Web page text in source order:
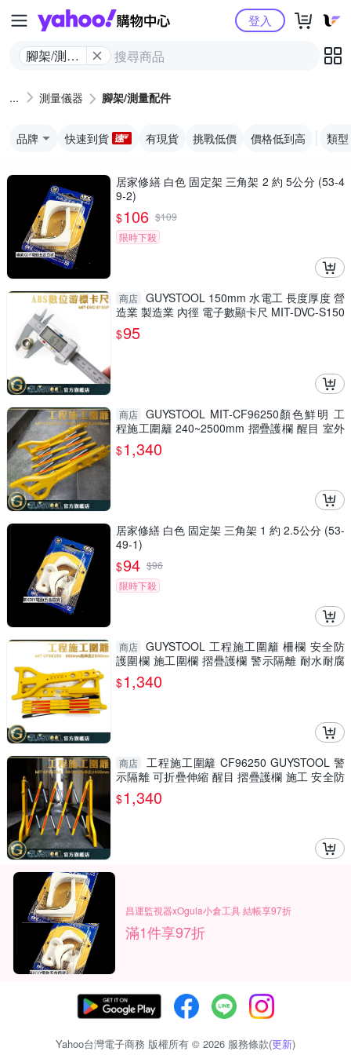
Yahoo購物中心
腳架/測量
登入
測量儀器 腳架/測量配件
品牌 快速到貨 有現貨 挑戰低價 價格低到高 類型
居家修繕 白色 固定架 三角架 2 約 5公分 (53-4
9-2)
$106 $109
限時下殺
商店 GUYSTOOL 150mm 水電工 長度厚度 營
造業 製造業 內徑 電子數顯卡尺 MIT-DVC-S150
P 防潑水 廠房
$95
商店 GUYSTOOL MIT-CF96250顏色鮮明 工
程施工圍籬 240~2500mm 摺疊護欄 醒目 室外
裝修 安全防護圍欄
$1,340
居家修繕 白色 固定架 三角架 1 約 2.5公分 (53-
49-1)
$94 $96
限時下殺
商店 GUYSTOOL 工程施工圍籬 柵欄 安全防
護圍欄 施工圍欄 摺疊護欄 警示隔離 耐水耐腐
MIT-CF96250
$1,340
商店
工程施工圍籬 CF96250 GUYSTOOL 警
示隔離 可折疊伸縮 醒目 摺疊護欄 施工 安全防
護圍欄 室內裝潢
$1,340
昌運監視器xOgula小倉工具 結帳享97折
滿1件享97折
Yahoo台灣電子商務 版權所有 © 2026 服務條款(更新)